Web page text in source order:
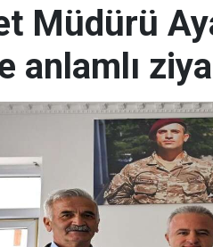
Müdürü
anlamlı